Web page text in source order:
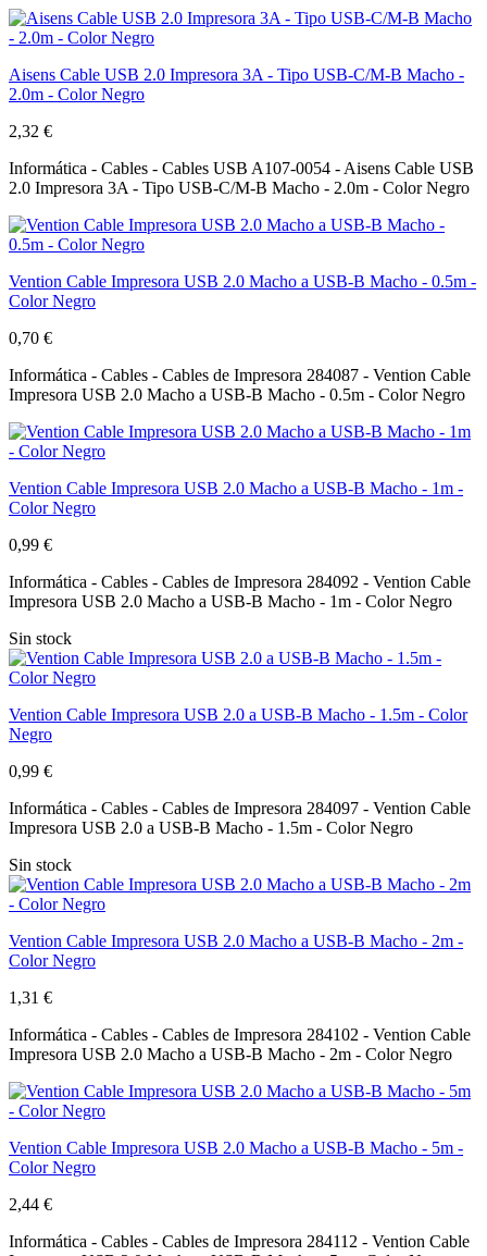
Aisens Cable USB 2.0 Impresora 3A - Tipo USB-C/M-B Macho -
2.0m - Color Negro
2,32 €
Informática - Cables - Cables USB A107-0054 - Aisens Cable USB
2.0 Impresora 3A - Tipo USB-C/M-B Macho - 2.0m - Color Negro
Vention Cable Impresora USB 2.0 Macho a USB-B Macho - 0.5m -
Color Negro
0,70 €
Informática - Cables - Cables de Impresora 284087 - Vention Cable
Impresora USB 2.0 Macho a USB-B Macho - 0.5m - Color Negro
Vention Cable Impresora USB 2.0 Macho a USB-B Macho - 1m -
Color Negro
0,99 €
Informática - Cables - Cables de Impresora 284092 - Vention Cable
Impresora USB 2.0 Macho a USB-B Macho - 1m - Color Negro
Sin stock
Vention Cable Impresora USB 2.0 a USB-B Macho - 1.5m - Color
Negro
0,99 €
Informática - Cables - Cables de Impresora 284097 - Vention Cable
Impresora USB 2.0 a USB-B Macho - 1.5m - Color Negro
Sin stock
Vention Cable Impresora USB 2.0 Macho a USB-B Macho - 2m -
Color Negro
1,31 €
Informática - Cables - Cables de Impresora 284102 - Vention Cable
Impresora USB 2.0 Macho a USB-B Macho - 2m - Color Negro
Vention Cable Impresora USB 2.0 Macho a USB-B Macho - 5m -
Color Negro
2,44 €
Informática - Cables - Cables de Impresora 284112 - Vention Cable